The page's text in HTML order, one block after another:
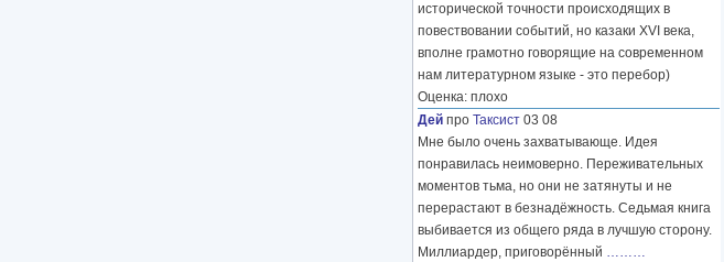
исторической точности происходящих в
повествовании событий, но казаки XVI века,
вполне грамотно говорящие на современном
нам литературном языке - это перебор)
Оценка: плохо
Дей про Таксист 03 08
Мне было очень захватывающе. Идея
понравилась неимоверно. Переживательных
моментов тьма, но они не затянуты и не
перерастают в безнадёжность. Седьмая книга
выбивается из общего ряда в лучшую сторону.
Миллиардер, приговорённый ………